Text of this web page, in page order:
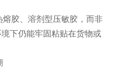
胶、溶剂型压敏胶，而非
下仍能牢固粘贴在货物或